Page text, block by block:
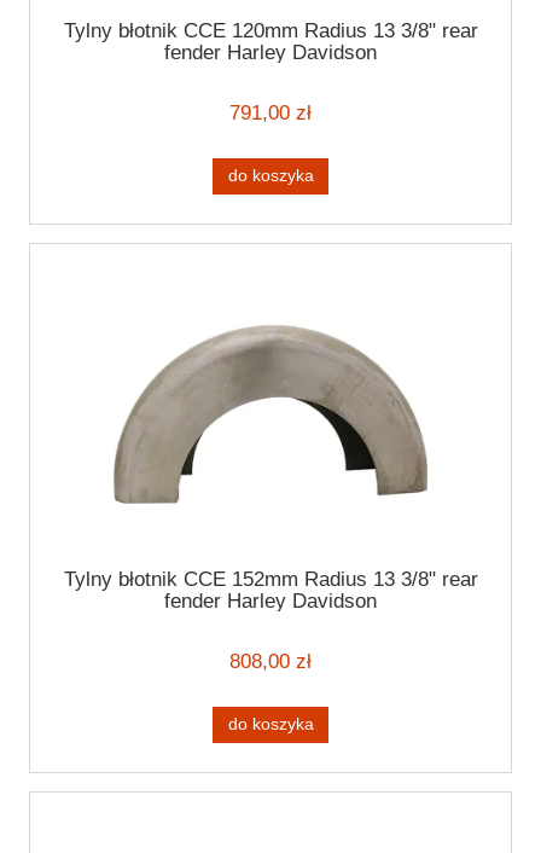
Tylny błotnik CCE 120mm Radius 13 3/8" rear
fender Harley Davidson
791,00 zł
do koszyka
Tylny błotnik CCE 152mm Radius 13 3/8" rear
fender Harley Davidson
808,00 zł
do koszyka